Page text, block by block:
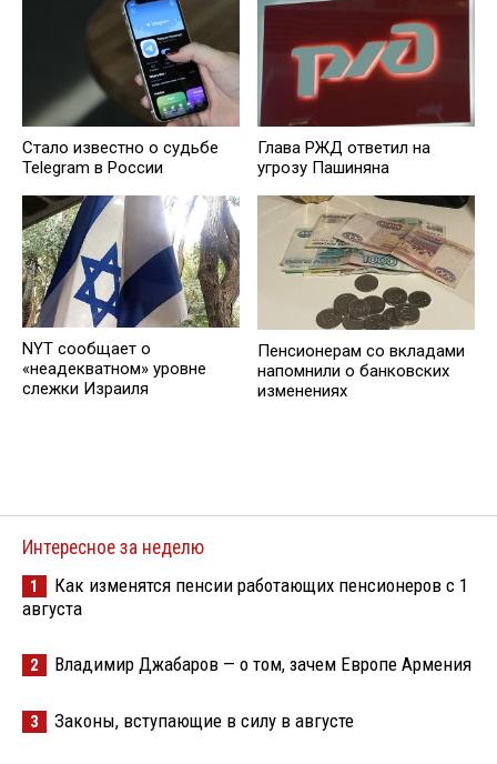
Стало известно о судьбе
Telegram в России
Глава РЖД ответил на
угрозу Пашиняна
NYT сообщает о
«неадекватном» уровне
слежки Израиля
Пенсионерам со вкладами
напомнили о банковских
изменениях
Интересное за неделю
1
Как изменятся пенсии работающих пенсионеров с 1
августа
2 Владимир Джабаров — о том, зачем Европе Армения
3 Законы, вступающие в силу в августе